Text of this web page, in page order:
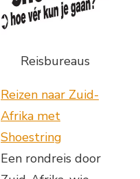
Reisbureaus
Reizen naar Zuid-
Afrika met
Shoestring
Een rondreis door